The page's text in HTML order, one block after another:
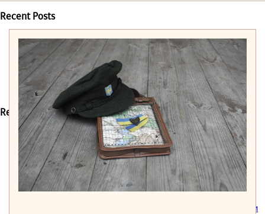
Recent Posts
ПОДІЇ СЕРПНЯ
ПОДІЇ ЛИПНЯ
РОМАНТИЧНІ ПОБАЧЕННЯ З МИХАЙЛОМ ГРУШЕВСЬКИМ
ФІНІСАЖ ВИСТАВКИ АНАТОЛІЯ ТА ВАЛЕНТИНА
ТАРТАКОВСЬКИХ «ВРАЖЕННЯ І ФАНТАЗІЇ»
ПОДІЇ ЧЕРВНЯ
Recent Comments
Олександр on«ХУДОЖНІЙ АЛЬБОМ УКРАЇНИ» – ПЕРШЕ
ФОТОДОКУМЕНТАЛЬНЕ ВИДАННЯ
УКРАЇНСЬКОЇ РЕВОЛЮЦІЇ 1917‒1921 РОКІВ
Леонід Комзюкon«УКРАЇНЦІ МУСЯТЬ СТАТИ НАЦІЄЮ…»
МИХАЙЛО ГРУШЕВСЬКИЙ ТА ЙОГО КОНСТИТУЦІЙНИЙ
ПРОЄКТ 1905 РОКУ
первісток військової педагогіки та системи військової освіти